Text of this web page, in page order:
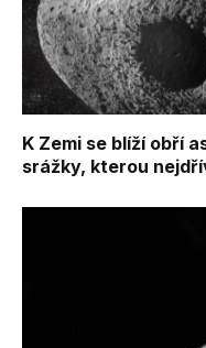
K Zemi se blíží obří
srážky, kterou